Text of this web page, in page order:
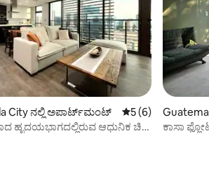
79 ವಿಮರ್ಶೆಗಳು
City ನಲ್ಲಿ ಅಪಾರ್ಟ್‌ಮಂಟ್ 5 ರಲ್ಲಿ 5 ಸರಾಸರಿ
5 (6)
ಹೃದಯಭಾಗದಲ್ಲಿರುವ ಆಧುನಿಕ ಚಿಕ್
ಕಾಸಾ